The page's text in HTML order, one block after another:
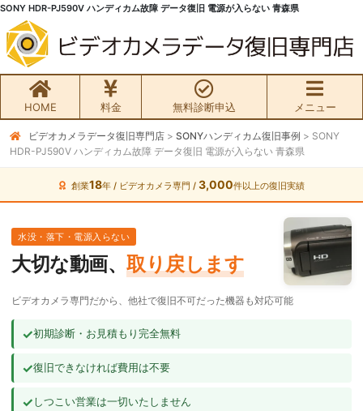
SONY HDR-PJ590V ハンディカム故障 データ復旧 電源が入らない 青森県
HOME 料金 無料診断申込 メニュー
無料初期診断お申込み
ビデオカメラ データ復旧HOME
料金・メニュー
サービスの流れ
よくあるご質問
ビデオカメラデータ復旧専門店 > SONYハンディカム復旧事例 > SONY
HDR-PJ590V ハンディカム故障 データ復旧 電源が入らない 青森県
創業18年 / ビデオカメラ専門 / 3,000件以上の復旧実績
水没・落下・電源入らない
大切な動画、 取り戻します
ビデオカメラ専門だから、他社で復旧不可だった機器も対応可能
✓初期診断・お見積もり完全無料
✓復旧できなければ費用は不要
✓しつこい営業は一切いたしません